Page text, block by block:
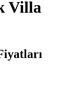
Villa